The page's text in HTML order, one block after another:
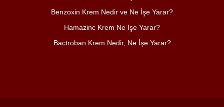
Benzoxin Krem Nedir ve Ne İşe Yarar?
Hamazinc Krem Ne İşe Yarar?
Bactroban Krem Nedir, Ne İşe Yarar?